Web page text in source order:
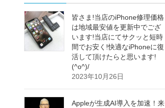
皆さま!当店のiPhone修理価格
は地域最安値を更新中でござ
います!当店にてサクッと短時
間でお安く!快適なiPhoneに復
活して頂けたらと思います!
(^o^)/
2023年10月26日
Appleが生成AI導入を加速！来